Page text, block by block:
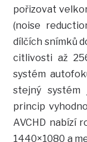
pořizovat
(noise
dílčích snímků
citlivosti až
systém
stejný systém
princip
AVCHD nabízí
1440×1080 a